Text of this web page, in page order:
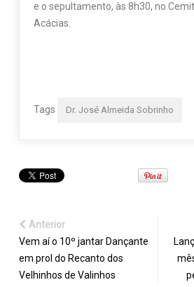
e o sepultamento, às 8h30, no
Acácias.
Tags Dr. José Almeida Sobrinho
Anterior
Vem aí o 10º jantar Dançante
em prol do Recanto dos
Velhinhos de Valinhos